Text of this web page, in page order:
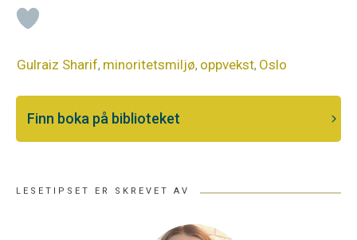
Gulraiz Sharif, minoritetsmiljø, oppvekst, Oslo
Finn boka på biblioteket
LESETIPSET ER SKREVET AV